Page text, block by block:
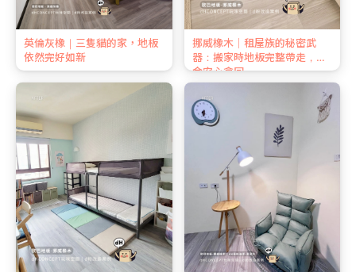
英倫灰橡｜三隻貓的家，地板
依然完好如新
挪威橡木｜租屋族的秘密武
器：搬家時地板完整帶走，押
金安心拿回